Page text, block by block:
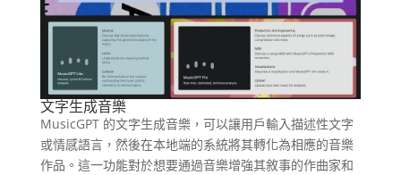
文字生成音樂
MusicGPT 的文字生成音樂，可以讓用戶輸入描述性文字
或情感語言，然後在本地端的系統將其轉化為相應的音樂
作品。這一功能對於想要通過音樂增強其敘事的作曲家和